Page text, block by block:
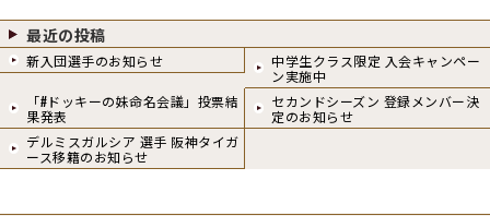
最近の投稿
新入団選手のお知らせ
中学生クラス限定 入会キャンペー
ン実施中
「#ドッキーの妹命名会議」投票結
果発表
セカンドシーズン 登録メンバー決
定のお知らせ
デルミスガルシア 選手 阪神タイガ
ース移籍のお知らせ